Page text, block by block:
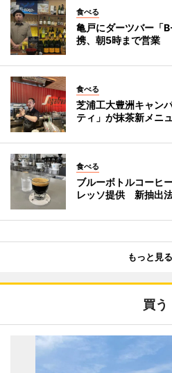
食べる
亀戸にダーツバー「
携、朝5時まで営業
食べる
芝浦工大豊洲キャン
ティ」が抹茶新メニ
食べる
ブルーボトルコーヒ
レッソ提供 新抽出
もっと見る
買う